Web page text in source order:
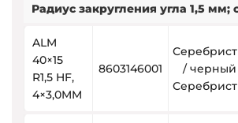
Радиус закругления угла 1,5 мм;
ALM
40×15
R1,5 HF,
4×3,0MM
8603146001
/